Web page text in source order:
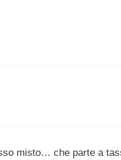
misto… che parte a